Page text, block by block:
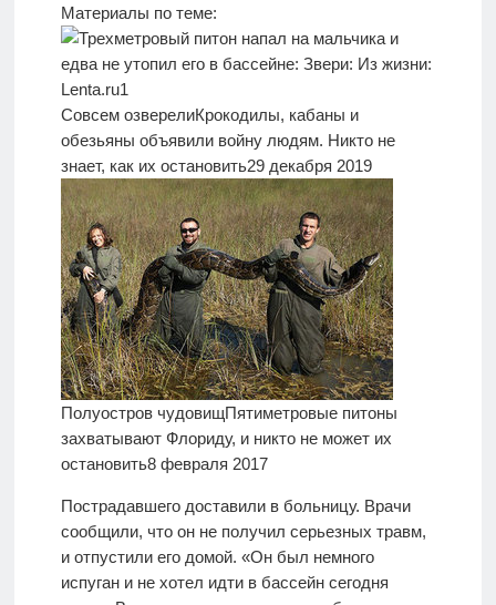
Материалы по теме:
Совсем озверелиКрокодилы, кабаны и
обезьяны объявили войну людям. Никто не
знает, как их остановить29 декабря 2019
Полуостров чудовищПятиметровые питоны
захватывают Флориду, и никто не может их
остановить8 февраля 2017
Пострадавшего доставили в больницу. Врачи
сообщили, что он не получил серьезных травм,
и отпустили его домой. «Он был немного
испуган и не хотел идти в бассейн сегодня